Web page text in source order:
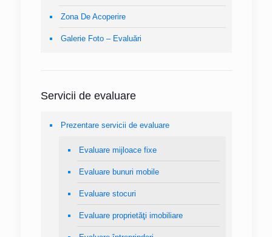
Zona De Acoperire
Galerie Foto – Evaluări
Servicii de evaluare
Prezentare servicii de evaluare
Evaluare mijloace fixe
Evaluare bunuri mobile
Evaluare stocuri
Evaluare proprietăţi imobiliare